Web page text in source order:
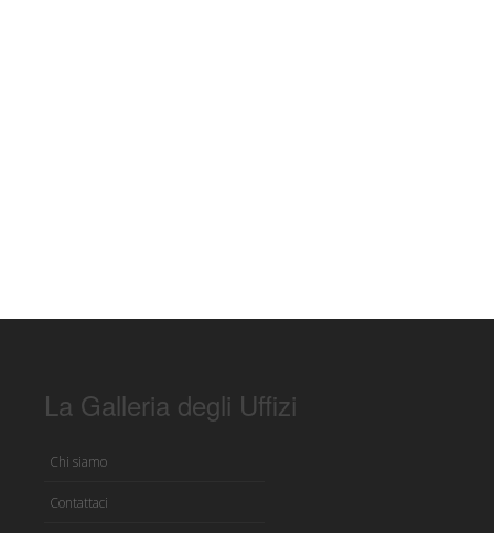
La Galleria degli Uffizi
Chi siamo
Contattaci